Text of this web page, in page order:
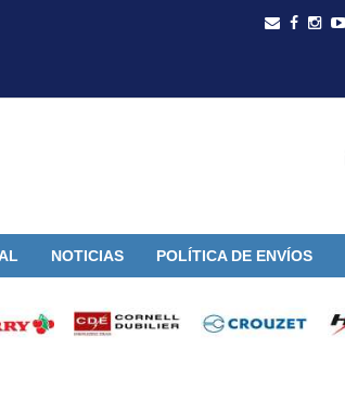
NOTICIAS POLÍTICA DE ENVÍOS